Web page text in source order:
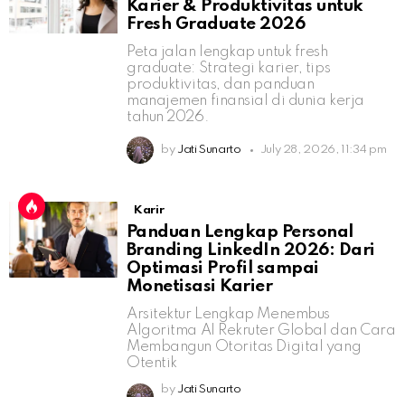
Karier & Produktivitas untuk
Fresh Graduate 2026
Peta jalan lengkap untuk fresh
graduate: Strategi karier, tips
produktivitas, dan panduan
manajemen finansial di dunia kerja
tahun 2026.
by Jati Sunarto July 28, 2026, 11:34 pm
Karir
Panduan Lengkap Personal
Branding LinkedIn 2026: Dari
Optimasi Profil sampai
Monetisasi Karier
Arsitektur Lengkap Menembus
Algoritma AI Rekruter Global dan Cara
Membangun Otoritas Digital yang
Otentik
by Jati Sunarto